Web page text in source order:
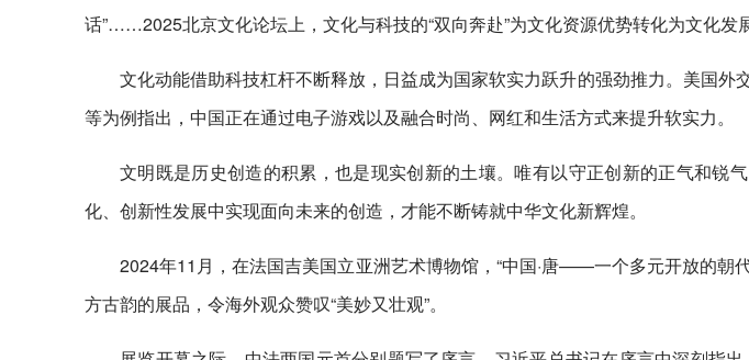
话”……2025北京文化论坛上，文化与科技的“双向奔赴”为文化资源优势转化为文化发
文化动能借助科技杠杆不断释放，日益成为国家软实力跃升的强劲推力。美国外
等为例指出，中国正在通过电子游戏以及融合时尚、网红和生活方式来提升软实力。
文明既是历史创造的积累，也是现实创新的土壤。唯有以守正创新的正气和锐
化、创新性发展中实现面向未来的创造，才能不断铸就中华文化新辉煌。
2024年11月，在法国吉美国立亚洲艺术博物馆，“中国·唐——一个多元开放的朝
方古韵的展品，令海外观众赞叹“美妙又壮观”。